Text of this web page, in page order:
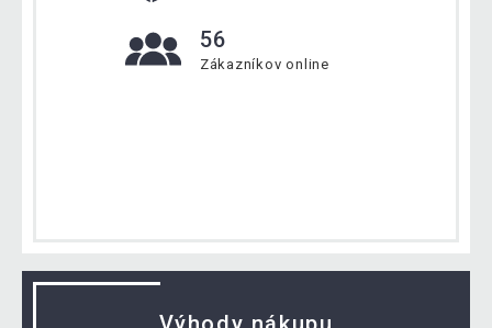
56
Zákazníkov online